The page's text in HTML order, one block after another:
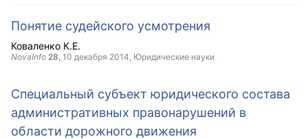
Понятие судейского усмотрения
Коваленко К.Е.
NovaInfo 28, 10 декабря 2014, Юридические науки
Специальный субъект юридического состава
административных правонарушений в
области дорожного движения